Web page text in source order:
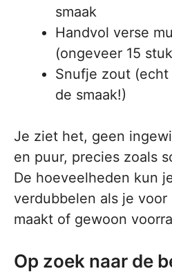
smaak
Handvol verse
(ongeveer 15
Snufje zout
de smaak!)
Je ziet het, geen
en puur, precies zoals
De hoeveelheden kun
verdubbelen als je voor
maakt of gewoon
Op zoek naar de